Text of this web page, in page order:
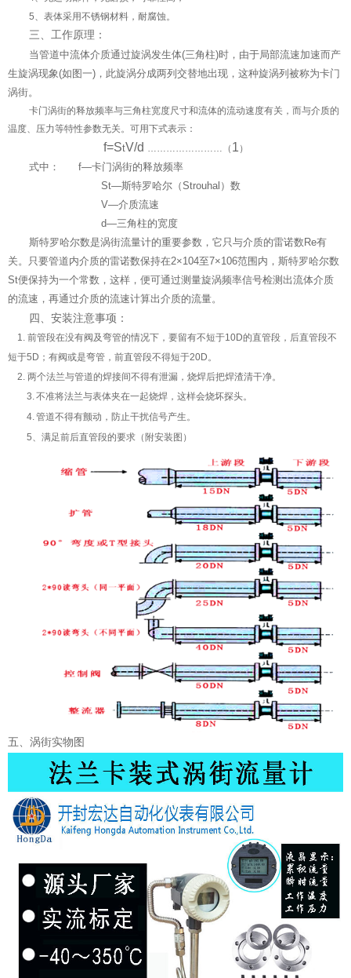
5、表体采用不锈钢材料，耐腐蚀。
三、工作原理：
当管道中流体介质通过旋涡发生体(三角柱)时，由于局部流速加速而产
生旋涡现象(如图一)，此旋涡分成两列交替地出现，这种旋涡列被称为卡门
涡街。
卡门涡街的释放频率与三角柱宽度尺寸和流体的流动速度有关，而与介质的
温度、压力等特性参数无关。可用下式表示：
f=StV/d ……………………（ 1 ）
式中： f—卡门涡街的释放频率
St—斯特罗哈尔（Strouhal）数
V—介质流速
d—三角柱的宽度
斯特罗哈尔数是涡街流量计的重要参数，它只与介质的雷诺数Re有
关。只要管道内介质的雷诺数保持在2×104至7×106范围内，斯特罗哈尔数
St便保持为一个常数，这样，便可通过测量旋涡频率信号检测出流体介质
的流速，再通过介质的流速计算出介质的流量。
四、安装注意事项：
1. 前管段在没有阀及弯管的情况下，要留有不短于10D的直管段，后直管段不
短于5D；有阀或是弯管，前直管段不得短于20D。
2. 两个法兰与管道的焊接间不得有泄漏，烧焊后把焊渣清干净。
3.不准将法兰与表体夹在一起烧焊，这样会烧坏探头。
4.管道不得有颤动，防止干扰信号产生。
5、满足前后直管段的要求（附安装图）
五、涡街实物图